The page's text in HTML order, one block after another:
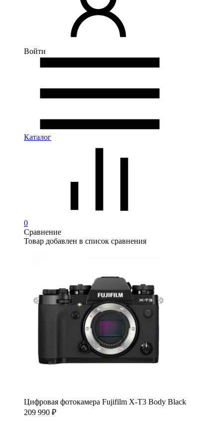
Войти
Каталог
0
Сравнение
Товар добавлен в список сравнения
Цифровая фотокамера Fujifilm X-T3 Body Black
209 990 ₽